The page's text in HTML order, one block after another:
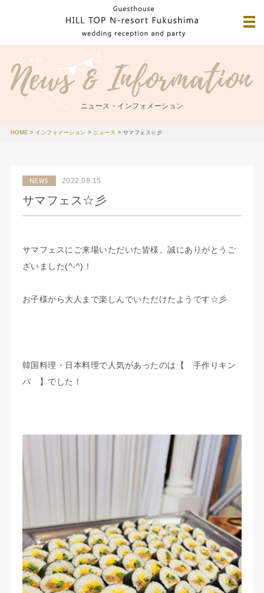
ニュース・インフォメーション
HOME > インフォメーション >ニュース > サマフェス☆彡
NEWS 2022.08.15
サマフェス☆彡
サマフェスにご来場いただいた皆様、誠にありがとうご
ざいました(^-^)！
お子様から大人まで楽しんでいただけたようです☆彡
韓国料理・日本料理で人気があったのは【 手作りキン
パ 】でした！